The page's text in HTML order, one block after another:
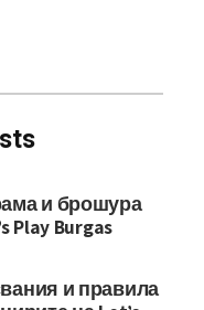
и брошура
Play Burgas
и правила